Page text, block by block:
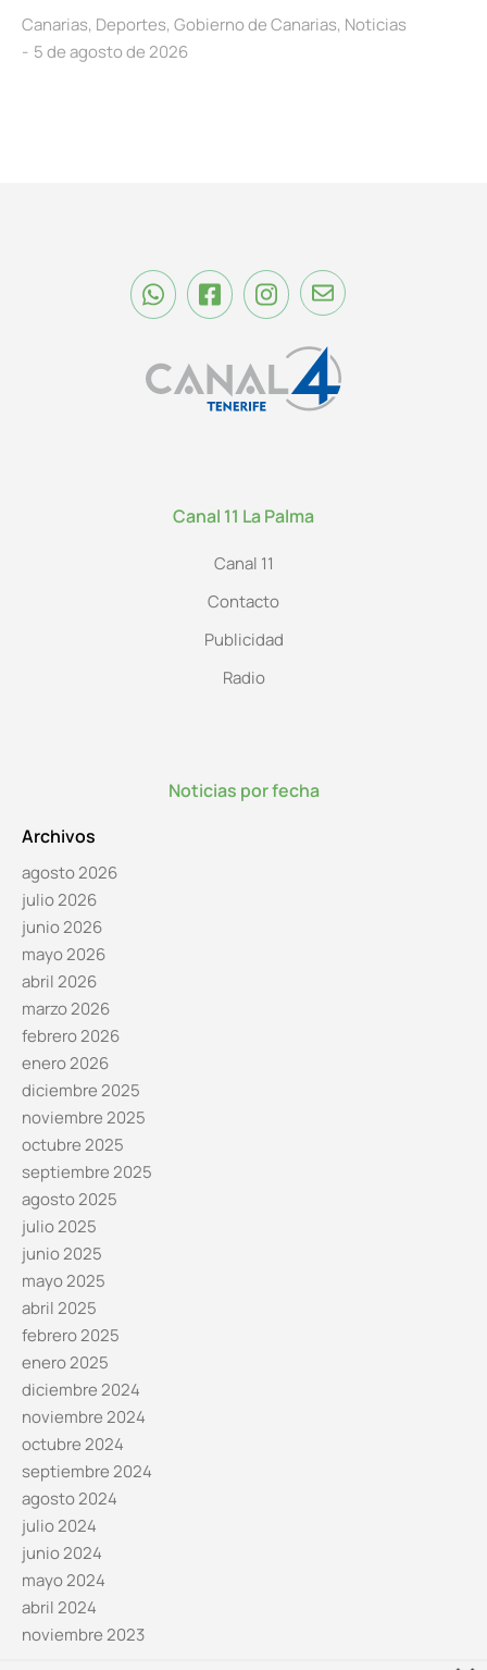
Canarias, Deportes, Gobierno de Canarias, Noticias
5 de agosto de 2026
Canal 11 La Palma
Canal 11
Contacto
Publicidad
Radio
Noticias por fecha
Archivos
agosto 2026
julio 2026
junio 2026
mayo 2026
abril 2026
marzo 2026
febrero 2026
enero 2026
diciembre 2025
noviembre 2025
octubre 2025
septiembre 2025
agosto 2025
julio 2025
junio 2025
mayo 2025
abril 2025
febrero 2025
enero 2025
diciembre 2024
noviembre 2024
octubre 2024
septiembre 2024
agosto 2024
julio 2024
junio 2024
mayo 2024
abril 2024
noviembre 2023